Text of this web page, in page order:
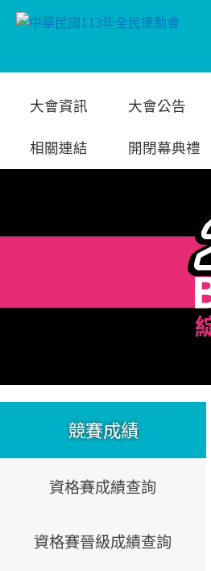
容
大會資訊 大會公告
相關連結 開閉幕典禮
競賽成績
資格賽成績查詢
資格賽晉級成績查詢